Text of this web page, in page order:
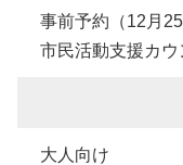
事前予約（12月
市民活動支援カウ
大人向け